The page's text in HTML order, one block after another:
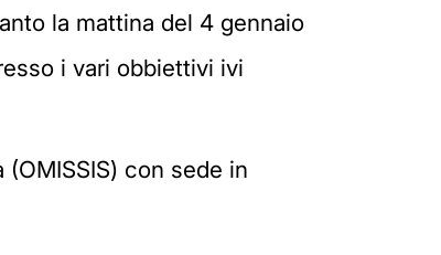
la mattina del 4 gennaio
i vari obbiettivi ivi
con sede in